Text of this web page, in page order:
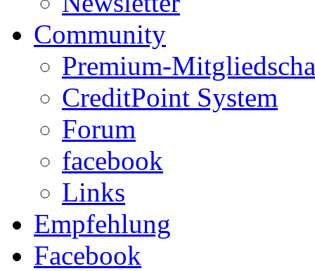
Community
Premium-
CreditPoint System
Forum
facebook
Links
Empfehlung
Facebook